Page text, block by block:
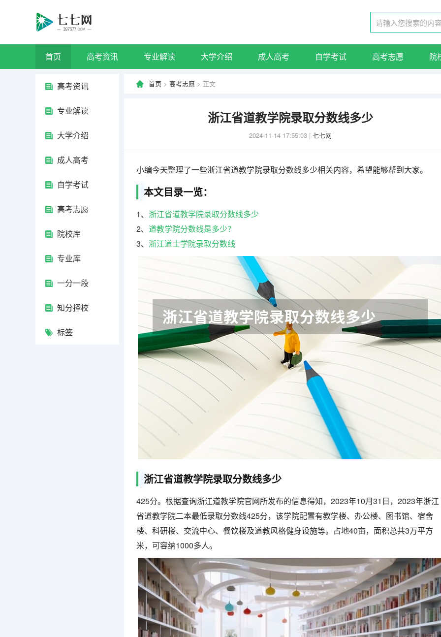
首页 高考资讯 专业解读 大学介绍 成人高考 自学考试 高考志愿 院
高考资讯
专业解读
大学介绍
成人高考
自学考试
高考志愿
院校库
专业库
一分一段
知分择校
标签
首页 > 高考志愿 > 正文
浙江省道教学院录取分数线多少
2024-11-14 17:55:03 | 七七网
小编今天整理了一些浙江省道教学院录取分数线多少相关内容，希望能够帮到大家。
本文目录一览：
1、 浙江省道教学院录取分数线多少
2、 道教学院分数线是多少？
3、 浙江道士学院录取分数线
浙江省道教学院录取分数线多少
425分。根据查询浙江道教学院官网所发布的信息得知，2023年10月31日，2023年浙江
省道教学院二本最低录取分数线425分，该学院配置有教学楼、办公楼、图书馆、宿舍
楼、科研楼、交流中心、餐饮楼及道教风格健身设施等。占地40亩，面积总共3万平方
米，可容纳1000多人。